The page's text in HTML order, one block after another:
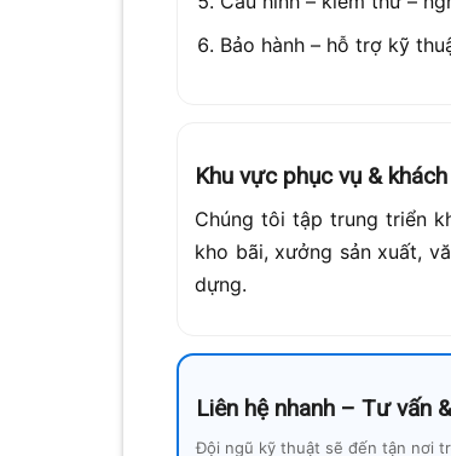
Bảo hành – hỗ trợ kỹ
Khu vực phục vụ &
Chúng tôi tập trung triển
kho bãi, xưởng sản xuất,
dựng.
Liên hệ nhanh – Tư vấn
Đội ngũ kỹ thuật sẽ đến tận nơi